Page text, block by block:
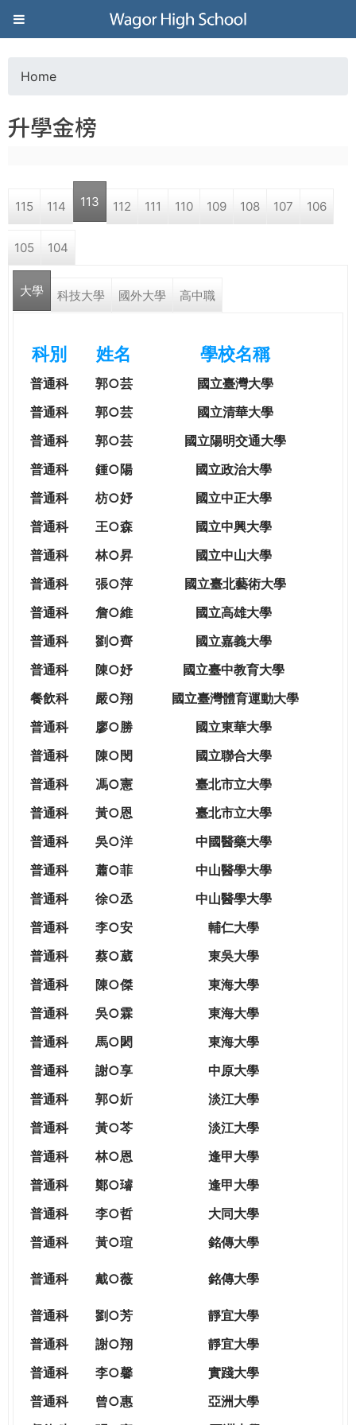
Jump to navigation
葳
格
高
學
WAGOR
TODAY
WORLD
TOMORROW
CITIZENSHIP
o
a
r
e
e
Home
升學金榜
115 114 113 112 111 110 109 108 107 106
105 104
大學 科技大學 國外大學 高中職
科別 姓名 學校名稱
普通科 郭○芸
國立臺灣大學
普通科
郭○芸
國立清華大學
普通科
郭○芸
國立陽明交通大學
普通科
鍾○陽
國立政治大學
普通科
枋○妤
國立中正大學
普通科
王○森
國立中興大學
普通科
林○昇
國立中山大學
普通科
張○萍
國立臺北藝術大學
普通科
詹○維
國立高雄大學
普通科
劉○齊
國立嘉義大學
普通科
陳○妤
國立臺中教育大學
餐飲科
嚴○翔 國立臺灣體育運動大學
普通科
廖○勝
國立東華大學
普通科
陳○閔
國立聯合大學
普通科
馮○憲
臺北市立大學
普通科
黃○恩
臺北市立大學
普通科 吳○洋
中國醫藥大學
普通科
蕭○菲
中山醫學大學
普通科
徐○丞
中山醫學大學
普通科
李○安
輔仁大學
普通科
蔡○葳
東吳大學
普通科
陳○傑
東海大學
普通科
吳○霖
東海大學
普通科
馬○閎
東海大學
普通科
謝○享
中原大學
普通科
郭○妡
淡江大學
普通科
黃○芩
淡江大學
普通科
林○恩
逢甲大學
普通科
鄭○璿
逢甲大學
普通科
李○哲
大同大學
普通科
黃○瑄 銘傳大學
普通科 戴○薇 銘傳大學
普通科 劉○芳
靜宜大學
普通科
謝○翔
靜宜大學
普通科
李○馨
實踐大學
普通科
曾○惠
亞洲大學